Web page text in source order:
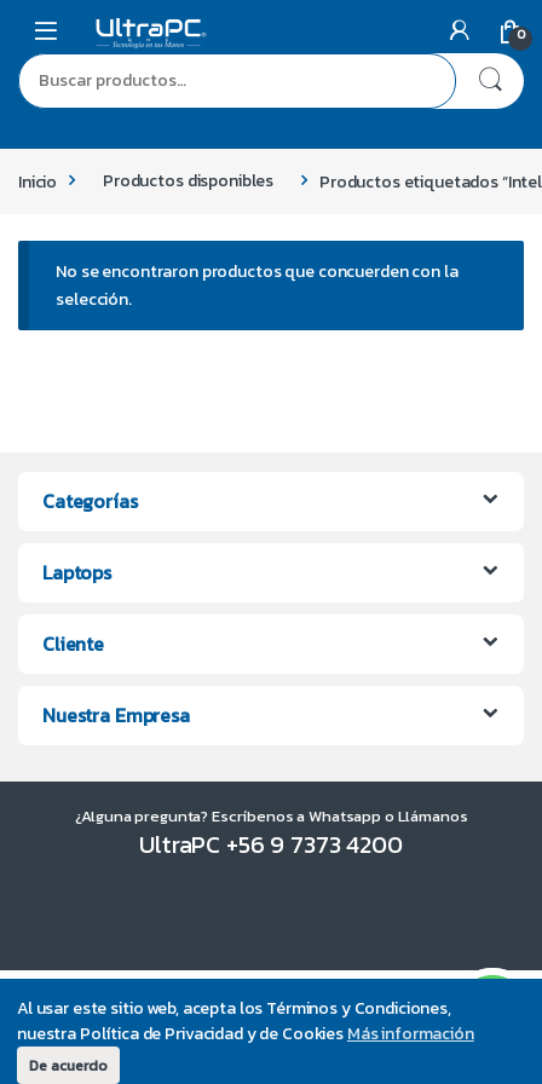
Al usar este sitio web, acepta los Términos y Condiciones,
nuestra Política de Privacidad y de CookiesMás información
De acuerdo
0
Inicio Productos disponibles Productos etiquetados “Intel
No se encontraron productos que concuerden con la
selección.
Categorías
Laptops
Cliente
Nuestra Empresa
¿Alguna pregunta? Escríbenos a Whatsapp o Llámanos
UltraPC +56 9 7373 4200